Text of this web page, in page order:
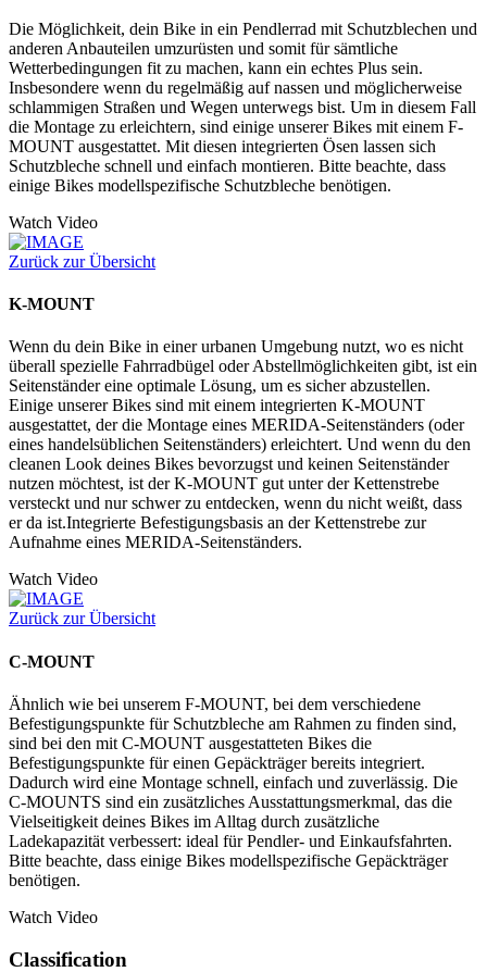
Die Möglichkeit, dein Bike in ein Pendlerrad mit Schutzblechen und
anderen Anbauteilen umzurüsten und somit für sämtliche
Wetterbedingungen fit zu machen, kann ein echtes Plus sein.
Insbesondere wenn du regelmäßig auf nassen und möglicherweise
schlammigen Straßen und Wegen unterwegs bist. Um in diesem Fall
die Montage zu erleichtern, sind einige unserer Bikes mit einem F-
MOUNT ausgestattet. Mit diesen integrierten Ösen lassen sich
Schutzbleche schnell und einfach montieren. Bitte beachte, dass
einige Bikes modellspezifische Schutzbleche benötigen.
Watch Video
Zurück zur Übersicht
K-MOUNT
Wenn du dein Bike in einer urbanen Umgebung nutzt, wo es nicht
überall spezielle Fahrradbügel oder Abstellmöglichkeiten gibt, ist ein
Seitenständer eine optimale Lösung, um es sicher abzustellen.
Einige unserer Bikes sind mit einem integrierten K-MOUNT
ausgestattet, der die Montage eines MERIDA-Seitenständers (oder
eines handelsüblichen Seitenständers) erleichtert. Und wenn du den
cleanen Look deines Bikes bevorzugst und keinen Seitenständer
nutzen möchtest, ist der K-MOUNT gut unter der Kettenstrebe
versteckt und nur schwer zu entdecken, wenn du nicht weißt, dass
er da ist.Integrierte Befestigungsbasis an der Kettenstrebe zur
Aufnahme eines MERIDA-Seitenständers.
Watch Video
Zurück zur Übersicht
C-MOUNT
Ähnlich wie bei unserem F-MOUNT, bei dem verschiedene
Befestigungspunkte für Schutzbleche am Rahmen zu finden sind,
sind bei den mit C-MOUNT ausgestatteten Bikes die
Befestigungspunkte für einen Gepäckträger bereits integriert.
Dadurch wird eine Montage schnell, einfach und zuverlässig. Die
C-MOUNTS sind ein zusätzliches Ausstattungsmerkmal, das die
Vielseitigkeit deines Bikes im Alltag durch zusätzliche
Ladekapazität verbessert: ideal für Pendler- und Einkaufsfahrten.
Bitte beachte, dass einige Bikes modellspezifische Gepäckträger
benötigen.
Watch Video
Classification